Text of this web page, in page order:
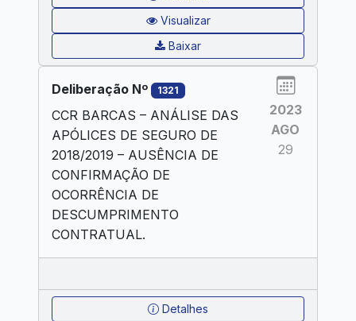
Visualizar
Baixar
Deliberação Nº 1321
CCR BARCAS – ANÁLISE DAS
APÓLICES DE SEGURO DE
2018/2019 – AUSÊNCIA DE
CONFIRMAÇÃO DE
OCORRÊNCIA DE
DESCUMPRIMENTO
CONTRATUAL.
2023
AGO
29
Detalhes